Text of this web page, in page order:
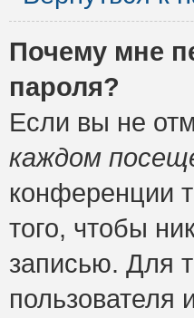
Почему мне
пароля?
Если вы не
каждом
конференции
того, чтобы
записью. Для
пользователя